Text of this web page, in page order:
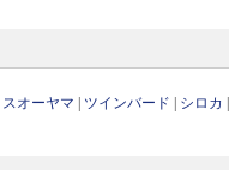
オーヤマ ツインバード シロカ